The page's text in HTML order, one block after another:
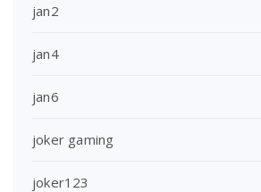
jan2
jan4
jan6
joker gaming
joker123